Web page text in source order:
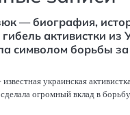
— биография,
гибель активистки из
символом борьбы
украинская
огромный вклад в